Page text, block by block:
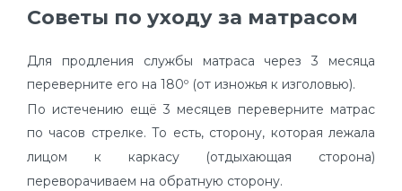
Советы по уходу за матрасом
Для продления службы матраса через 3 месяца
переверните его на 180º (от изножья к изголовью).
По истечению ещё 3 месяцев переверните матрас
по часов стрелке. То есть, сторону, которая лежала
лицом к каркасу (отдыхающая сторона)
переворачиваем на обратную сторону.